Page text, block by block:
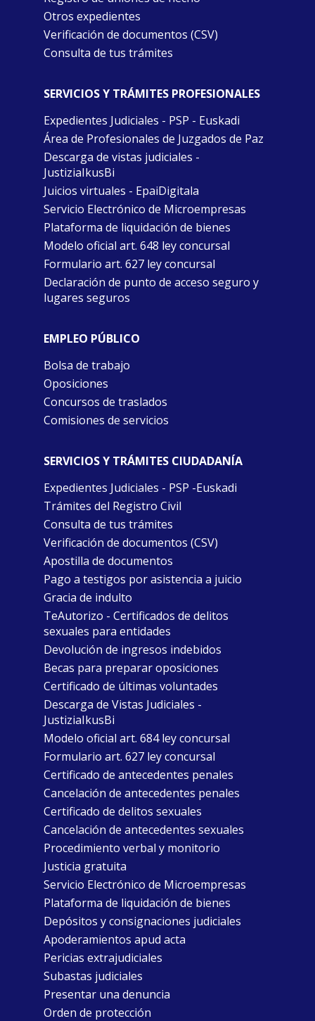
Otros expedientes
Verificación de documentos (CSV)
Consulta de tus trámites
SERVICIOS Y TRÁMITES PROFESIONALES
Expedientes Judiciales - PSP - Euskadi
Área de Profesionales de Juzgados de Paz
Descarga de vistas judiciales -
JustiziaIkusBi
Juicios virtuales - EpaiDigitala
Servicio Electrónico de Microempresas
Plataforma de liquidación de bienes
Modelo oficial art. 648 ley concursal
Formulario art. 627 ley concursal
Declaración de punto de acceso seguro y
lugares seguros
EMPLEO PÚBLICO
Bolsa de trabajo
Oposiciones
Concursos de traslados
Comisiones de servicios
SERVICIOS Y TRÁMITES CIUDADANÍA
Expedientes Judiciales - PSP -Euskadi
Trámites del Registro Civil
Consulta de tus trámites
Verificación de documentos (CSV)
Apostilla de documentos
Pago a testigos por asistencia a juicio
Gracia de indulto
TeAutorizo - Certificados de delitos
sexuales para entidades
Devolución de ingresos indebidos
Becas para preparar oposiciones
Certificado de últimas voluntades
Descarga de Vistas Judiciales -
JustiziaIkusBi
Modelo oficial art. 684 ley concursal
Formulario art. 627 ley concursal
Certificado de antecedentes penales
Cancelación de antecedentes penales
Certificado de delitos sexuales
Cancelación de antecedentes sexuales
Procedimiento verbal y monitorio
Justicia gratuita
Servicio Electrónico de Microempresas
Plataforma de liquidación de bienes
Depósitos y consignaciones judiciales
Apoderamientos apud acta
Pericias extrajudiciales
Subastas judiciales
Presentar una denuncia
Orden de protección